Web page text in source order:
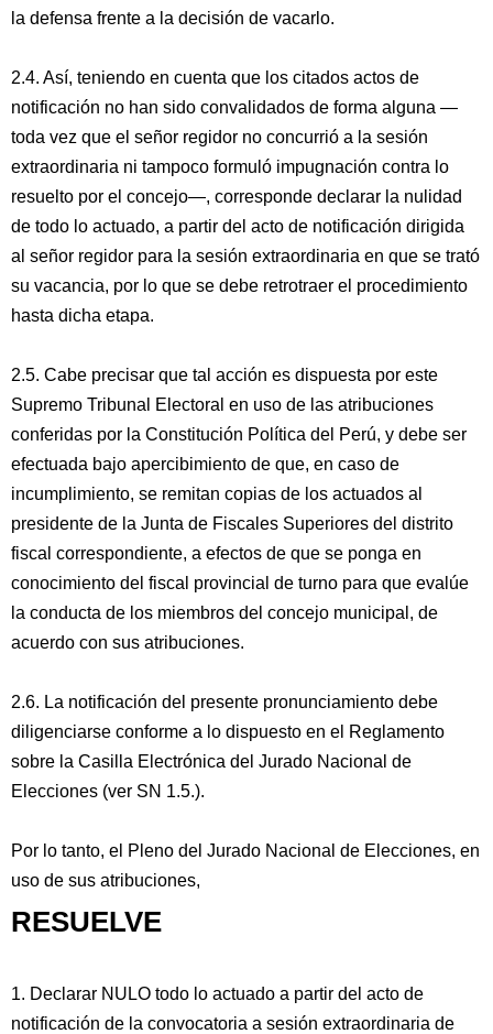
la defensa frente a la decisión de vacarlo.
2.4. Así, teniendo en cuenta que los citados actos de
notificación no han sido convalidados de forma alguna —
toda vez que el señor regidor no concurrió a la sesión
extraordinaria ni tampoco formuló impugnación contra lo
resuelto por el concejo—, corresponde declarar la nulidad
de todo lo actuado, a partir del acto de notificación dirigida
al señor regidor para la sesión extraordinaria en que se trató
su vacancia, por lo que se debe retrotraer el procedimiento
hasta dicha etapa.
2.5. Cabe precisar que tal acción es dispuesta por este
Supremo Tribunal Electoral en uso de las atribuciones
conferidas por la Constitución Política del Perú, y debe ser
efectuada bajo apercibimiento de que, en caso de
incumplimiento, se remitan copias de los actuados al
presidente de la Junta de Fiscales Superiores del distrito
fiscal correspondiente, a efectos de que se ponga en
conocimiento del fiscal provincial de turno para que evalúe
la conducta de los miembros del concejo municipal, de
acuerdo con sus atribuciones.
2.6. La notificación del presente pronunciamiento debe
diligenciarse conforme a lo dispuesto en el Reglamento
sobre la Casilla Electrónica del Jurado Nacional de
Elecciones (ver SN 1.5.).
Por lo tanto, el Pleno del Jurado Nacional de Elecciones, en
uso de sus atribuciones,
RESUELVE
1. Declarar NULO todo lo actuado a partir del acto de
notificación de la convocatoria a sesión extraordinaria de